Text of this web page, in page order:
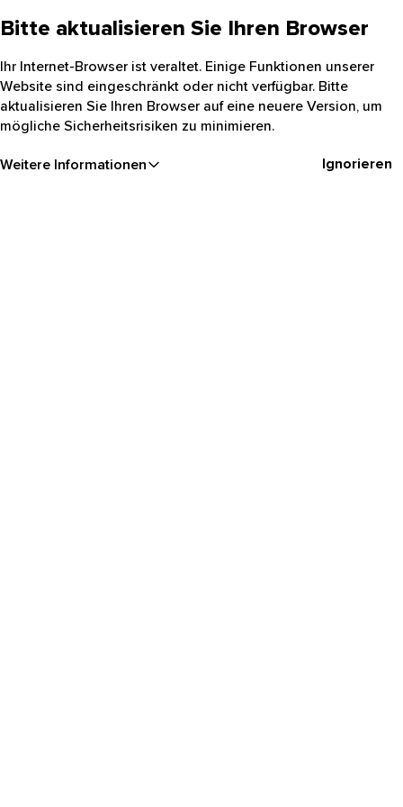
Bitte aktualisieren Sie Ihren Browser
Ihr Internet-Browser ist veraltet. Einige Funktionen unserer
Website sind eingeschränkt oder nicht verfügbar. Bitte
aktualisieren Sie Ihren Browser auf eine neuere Version, um
mögliche Sicherheitsrisiken zu minimieren.
Weitere Informationen Ignorieren